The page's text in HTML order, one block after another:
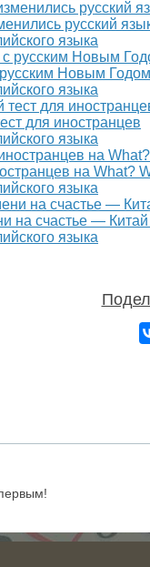
русский
языка
Новым
языка
для иностранцев
языка
на What?
языка
на счастье —
языка